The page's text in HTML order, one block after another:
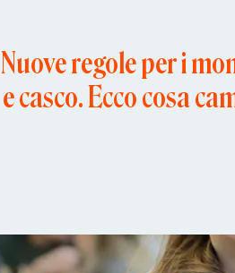
Nuove regole per i
e casco. Ecco cosa